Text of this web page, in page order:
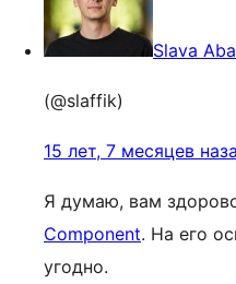
Slava
(@slaffik)
15 лет, 7 месяцев
Я думаю, вам
Component. На его
угодно.